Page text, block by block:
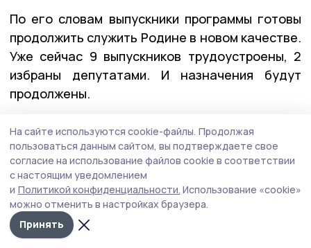
По его словам выпускники программы готовы
продолжить служить Родине в новом качестве.
Уже сейчас 9 выпускников трудоустроены, 2
избраны депутатами. И назначения будут
продолжены.
— Хочу поблагодарить всех создателей нашей
программы, экспертов и наставников, членов
Общественного совета. Благодаря им ребята
не только получили всю необходимую
информацию, но и приобрели ценный
практический опыт, — отметил губернатор.
На сайте используются cookie-файлы. Продолжая
пользоваться данным сайтом, вы подтверждаете свое
согласие на использование файлов cookie в соответствии
с настоящим уведомлением
и Политикой конфиденциальности. Использование «cookie»
можно отменить в настройках браузера.
Принять